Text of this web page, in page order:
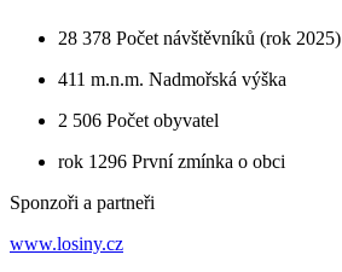
28 378 Počet návštěvníků (rok 2025)
411 m.n.m. Nadmořská výška
2 506 Počet obyvatel
rok 1296 První zmínka o obci
Sponzoři a partneři
www.losiny.cz